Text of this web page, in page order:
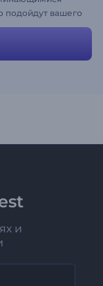
подойдут вашего
чтобы
и